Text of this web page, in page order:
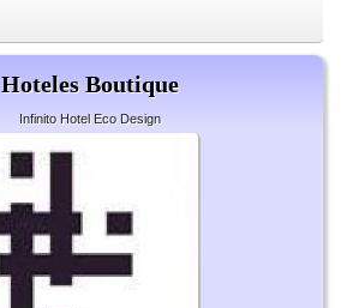
Hoteles Boutique
Infinito Hotel Eco Design